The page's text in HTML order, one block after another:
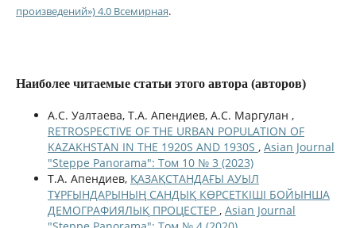
произведений») 4.0 Всемирная.
Наиболее читаемые статьи этого автора (авторов)
А.С. Уалтаева, Т.А. Апендиев, А.С. Маргулан ,
RETROSPECTIVE OF THE URBAN POPULATION OF
KAZAKHSTAN IN THE 1920S AND 1930S , Asian Journal
"Steppe Panorama": Том 10 № 3 (2023)
Т.А. Апендиев, ҚАЗАҚСТАНДАҒЫ АУЫЛ
ТҰРҒЫНДАРЫНЫҢ САНДЫҚ КӨРСЕТКІШІ БОЙЫНША
ДЕМОГРАФИЯЛЫҚ ПРОЦЕСТЕР , Asian Journal